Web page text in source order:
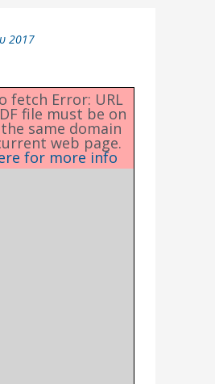
2017
fetch Error: URL
file must be on
same domain
web page.
for more info